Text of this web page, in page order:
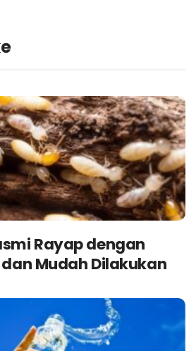
Rayap dengan
Mudah Dilakukan